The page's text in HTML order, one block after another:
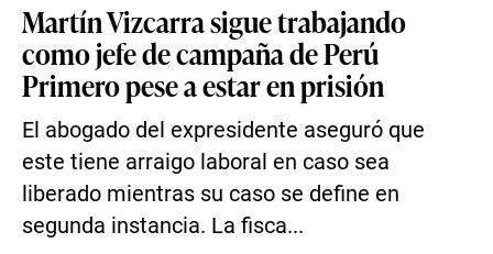
Martín Vizcarra sigue trabajando
como jefe de campaña de Perú
Primero pese a estar en prisión
El abogado del expresidente aseguró que
este tiene arraigo laboral en caso sea
liberado mientras su caso se define en
segunda instancia. La fisca...